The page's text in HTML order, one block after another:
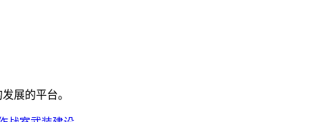
展的平台。